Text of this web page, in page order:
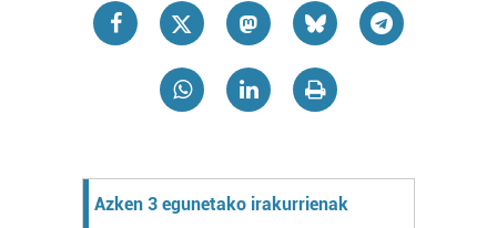
Azken 3 egunetako irakurrienak